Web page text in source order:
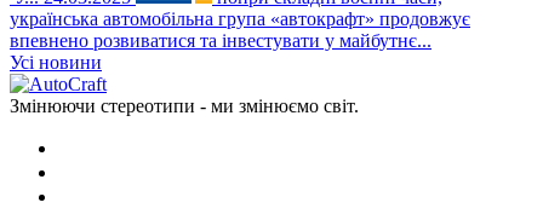
українська автомобільна група «автокрафт» продовжує
впевнено розвиватися та інвестувати у майбутнє...
Усі новини
Змінюючи стереотипи - ми змінюємо світ.